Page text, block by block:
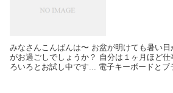
みなさんこんばんは〜 お盆が明けても暑い
がお過ごしでしょうか？ 自分は１ヶ月ほど
ろいろとお試し中です... 電子キーボードとブ